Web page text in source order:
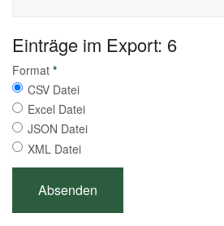
Einträge im Export: 6
Format *
CSV Datei
Excel Datei
JSON Datei
XML Datei